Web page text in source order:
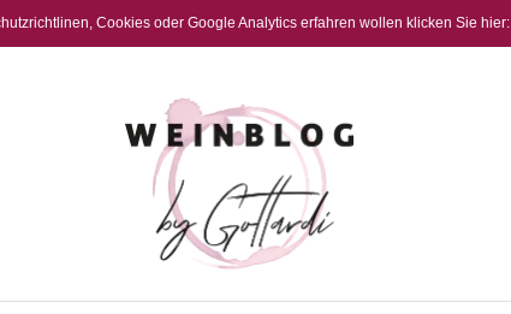
Cookies oder Google Analytics erfahren wollen klicken Sie hier: